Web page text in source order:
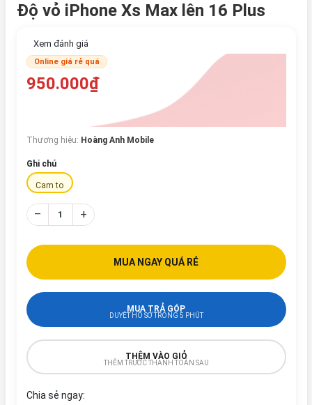
Độ vỏ iPhone Xs Max lên 16 Plus
Xem đánh giá
Online giá rẻ quá
950.000₫
Thương hiệu: Hoàng Anh Mobile
Ghi chú
Cam to
– +
MUA NGAY QUÁ RẺ
MUA TRẢ GÓP
DUYỆT HỒ SƠ TRONG 5 PHÚT
THÊM VÀO GIỎ
THÊM TRƯỚC THANH TOÁN SAU
Chia sẻ ngay: